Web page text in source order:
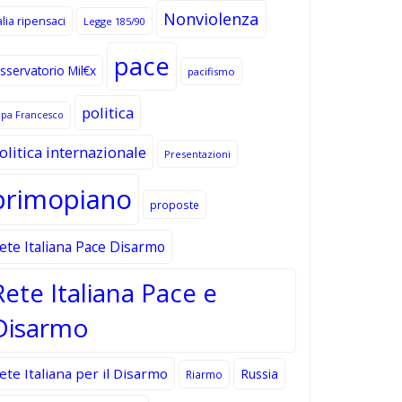
ripensaci Legge 185/90 Nonviolenza
Mil€x pace pacifismo
Francesco
politica
internazionale
Presentazioni
proposte
Italiana Pace Disarmo
Italiana Pace e
Italiana per il Disarmo Riarmo Russia